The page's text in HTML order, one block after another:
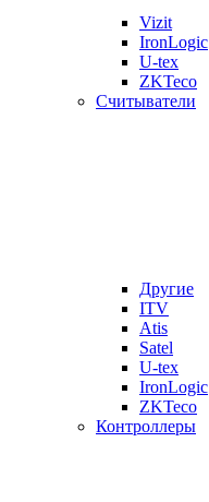
Vizit
IronLogic
U-tex
ZKTeco
Считыватели
Другие
ITV
Atis
Satel
U-tex
IronLogic
ZKTeco
Контроллеры